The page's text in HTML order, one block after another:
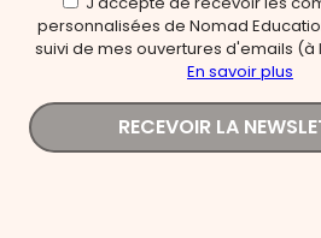
personnalisées de Nomad
suivi de mes ouvertures d'emails (à
En savoir plus
RECEVOIR LA